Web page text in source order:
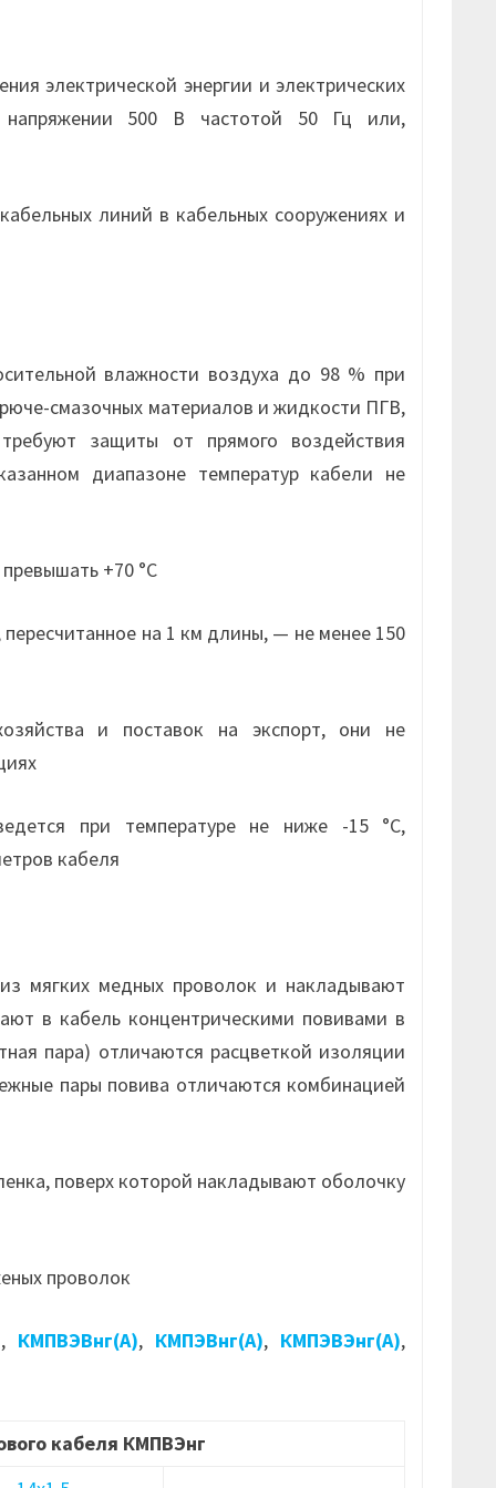
электрической энергии и электрических
напряжении 500 В частотой 50 Гц или,
линий в кабельных сооружениях и
влажности воздуха до 98 % при
смазочных материалов и жидкости ПГВ,
защиты от прямого воздействия
диапазоне температур кабели не
+70 °С
на 1 км длины, — не менее 150
и поставок на экспорт, они не
при температуре не ниже -15 °С,
кабеля
мягких медных проволок и накладывают
в кабель концентрическими повивами в
пара) отличаются расцветкой изоляции
пары повива отличаются комбинацией
поверх которой накладывают оболочку
проволок
, КМПВЭВнг(А), КМПЭВнг(А), КМПЭВЭнг(А),
кабеля КМПВЭнг